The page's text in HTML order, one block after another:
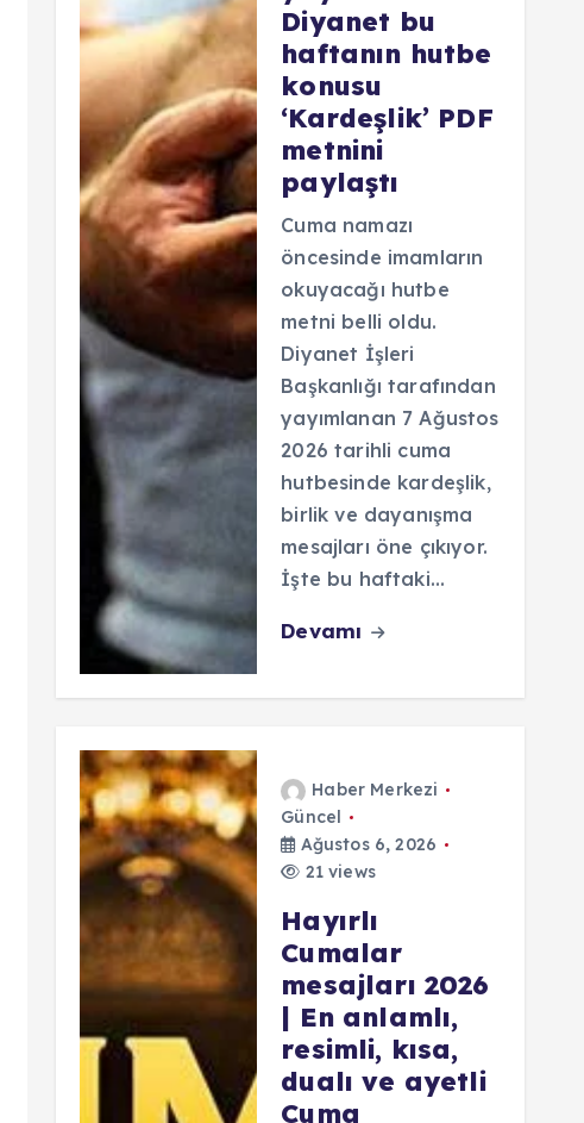
Diyanet bu
haftanın hutbe
konusu
‘Kardeşlik’ PDF
metnini
paylaştı
Cuma namazı
öncesinde imamların
okuyacağı hutbe
metni belli oldu.
Diyanet İşleri
Başkanlığı tarafından
yayımlanan 7 Ağustos
2026 tarihli cuma
hutbesinde kardeşlik,
birlik ve dayanışma
mesajları öne çıkıyor.
İşte bu haftaki…
Devamı
Haber Merkezi
Güncel
Ağustos 6, 2026
21 views
Hayırlı
Cumalar
mesajları 2026
| En anlamlı,
resimli, kısa,
dualı ve ayetli
Cuma